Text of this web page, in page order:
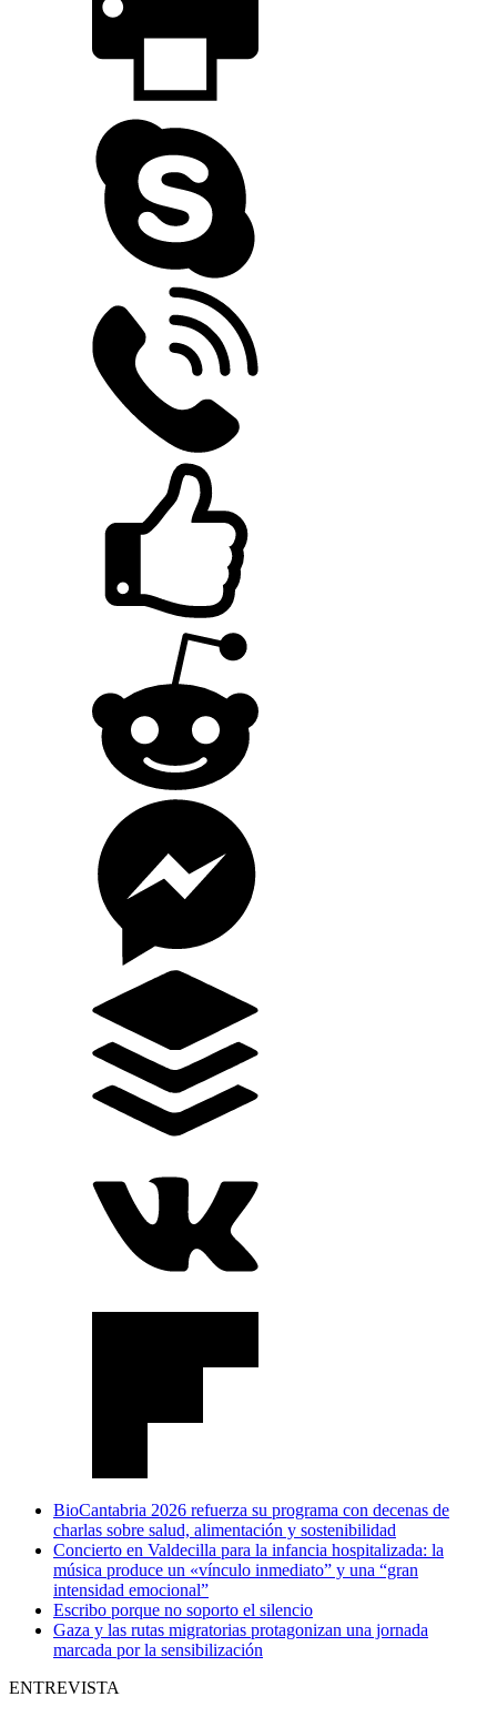
BioCantabria 2026 refuerza su programa con decenas de
charlas sobre salud, alimentación y sostenibilidad
Concierto en Valdecilla para la infancia hospitalizada: la
música produce un «vínculo inmediato” y una “gran
intensidad emocional”
Escribo porque no soporto el silencio
Gaza y las rutas migratorias protagonizan una jornada
marcada por la sensibilización
ENTREVISTA